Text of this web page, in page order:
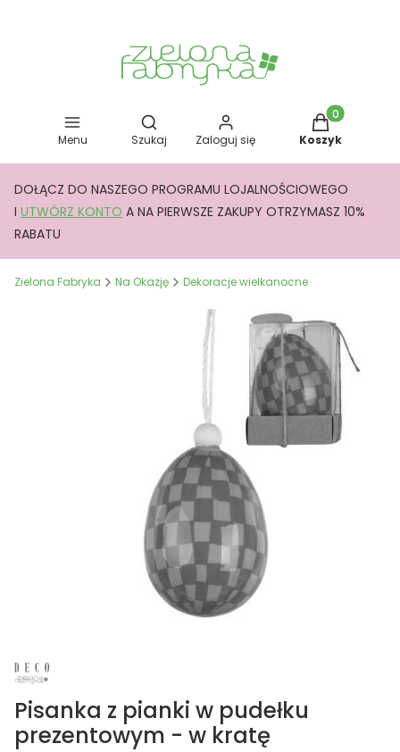
Menu
Otwórz wyszukiwarkę
Szukaj Zaloguj się
Produkty w
Koszyk
DOŁĄCZ DO NASZEGO PROGRAMU LOJALNOŚCIOWEGO
I UTWÓRZ KONTO A NA PIERWSZE ZAKUPY OTRZYMASZ 10%
RABATU
Zielona Fabryka Na Okazję Dekoracje wielkanocne
Pisanka z pianki w pudełku
prezentowym - w kratę